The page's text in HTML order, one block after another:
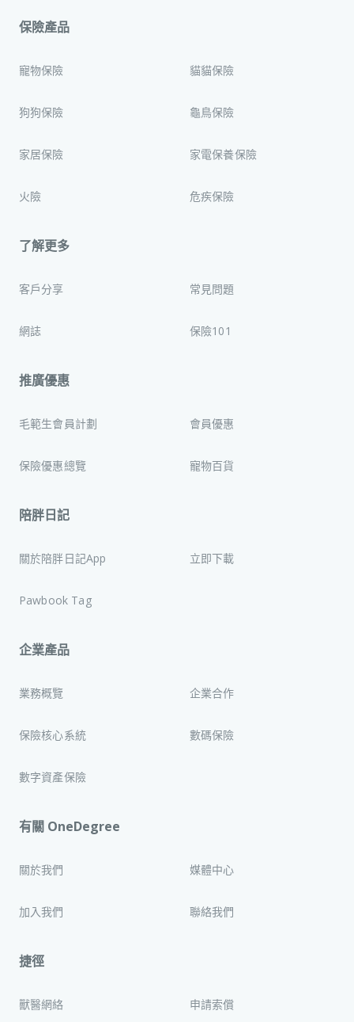
保險產品
寵物保險 貓貓保險
狗狗保險 龜鳥保險
家居保險 家電保養保險
火險 危疾保險
了解更多
客戶分享 常見問題
網誌 保險101
推廣優惠
毛範生會員計劃 會員優惠
保險優惠總覽 寵物百貨
陪胖日記
關於陪胖日記App 立即下載
Pawbook Tag
企業產品
業務概覽 企業合作
保險核心系統 數碼保險
數字資產保險
有關 OneDegree
關於我們 媒體中心
加入我們 聯絡我們
捷徑
獸醫網絡 申請索償